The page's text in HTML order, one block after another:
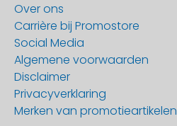
Over ons
Carrière bij Promostore
Social Media
Algemene voorwaarden
Disclaimer
Privacyverklaring
Merken van promotieartikelen